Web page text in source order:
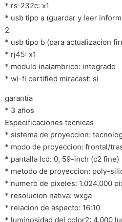
* rs-232c: x1
* usb tipo a (guardar y leer
2
* usb tipo b (para actualizacion
* rj45: x1
* modulo inalambrico: integrado
* wi-fi certified miracast: si
garantía
* 3 años
Especificaciones tecnicas
* sistema de proyeccion:
* modo de proyeccion: frontal/
* pantalla lcd: 0, 59-inch (c2 fine)
* metodo de proyeccion: poly-
* numero de pixeles: 1.024.000
* resolucion nativa: wxga
* relacion de aspecto: 16:10
* luminosidad del color2: 4.000